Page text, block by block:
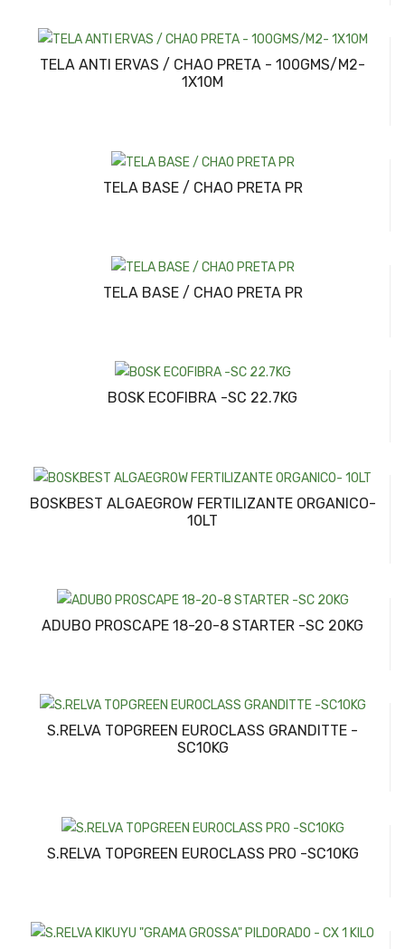
TELA ANTI ERVAS / CHAO PRETA - 100GMS/M2-
1X10M
TELA BASE / CHAO PRETA PR
TELA BASE / CHAO PRETA PR
BOSK ECOFIBRA -SC 22.7KG
BOSKBEST ALGAEGROW FERTILIZANTE ORGANICO-
10LT
ADUBO PROSCAPE 18-20-8 STARTER -SC 20KG
S.RELVA TOPGREEN EUROCLASS GRANDITTE -
SC10KG
S.RELVA TOPGREEN EUROCLASS PRO -SC10KG